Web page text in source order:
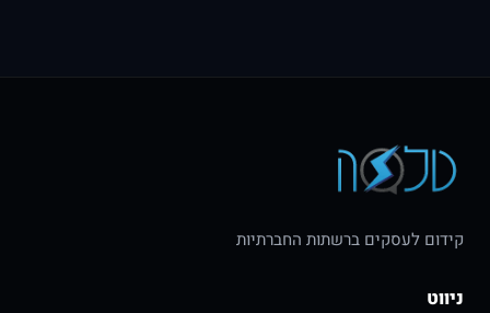
קידום לעסקים ברשתות החברתיות
ניווט